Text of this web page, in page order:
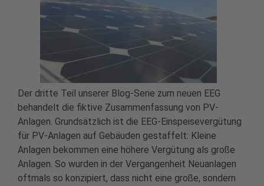
Der dritte Teil unserer Blog-Serie zum neuen EEG
behandelt die fiktive Zusammenfassung von PV-
Anlagen. Grundsätzlich ist die EEG-Einspeisevergütung
für PV-Anlagen auf Gebäuden gestaffelt: Kleine
Anlagen bekommen eine höhere Vergütung als große
Anlagen. So wurden in der Vergangenheit Neuanlagen
oftmals so konzipiert, dass nicht eine große, sondern